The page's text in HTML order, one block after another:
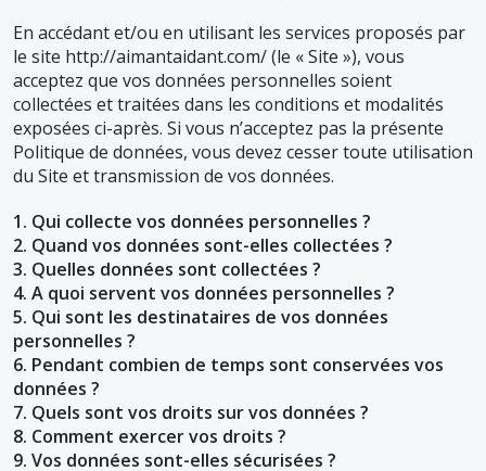
En accédant et/ou en utilisant les services proposés par
le site http://aimantaidant.com/ (le « Site »), vous
acceptez que vos données personnelles soient
collectées et traitées dans les conditions et modalités
exposées ci-après. Si vous n’acceptez pas la présente
Politique de données, vous devez cesser toute utilisation
du Site et transmission de vos données.
1. Qui collecte vos données personnelles ?
2. Quand vos données sont-elles collectées ?
3. Quelles données sont collectées ?
4. A quoi servent vos données personnelles ?
5. Qui sont les destinataires de vos données
personnelles ?
6. Pendant combien de temps sont conservées vos
données ?
7. Quels sont vos droits sur vos données ?
8. Comment exercer vos droits ?
9. Vos données sont-elles sécurisées ?